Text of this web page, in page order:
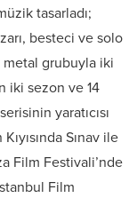
tasarladı;
besteci ve solo
metal grubuyla iki
iki sezon ve 14
yaratıcısı
Sınav ile
Film Festivali’nde
Film